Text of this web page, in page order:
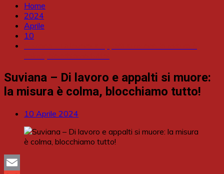
Home
2024
Aprile
10
Suviana – Di lavoro e appalti si muore:
la misura è colma, blocchiamo tutto!
10 Aprile 2024